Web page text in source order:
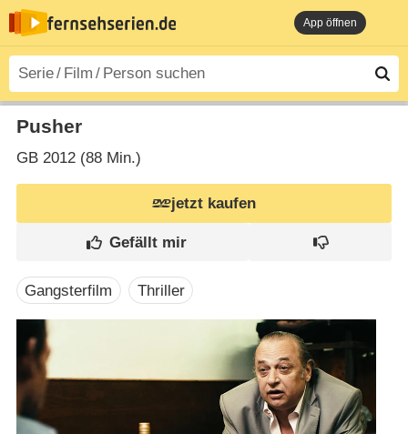
App öffnen
Pusher
GB2012 (88 Min.)
jetzt kaufen
Gangsterfilm Thriller